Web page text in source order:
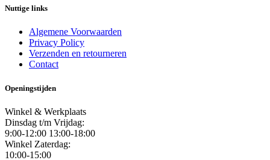
Nuttige links
Algemene Voorwaarden
Privacy Policy
Verzenden en retourneren
Contact
Openingstijden
Winkel & Werkplaats
Dinsdag t/m Vrijdag:
9:00-12:00 13:00-18:00
Winkel Zaterdag:
10:00-15:00